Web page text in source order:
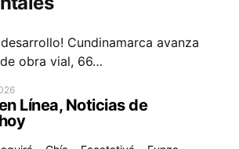
Cundinamarca avanza
obra vial, 66…
Línea, Noticias de